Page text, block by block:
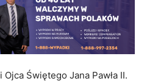
Świętego Jana Pawła II.